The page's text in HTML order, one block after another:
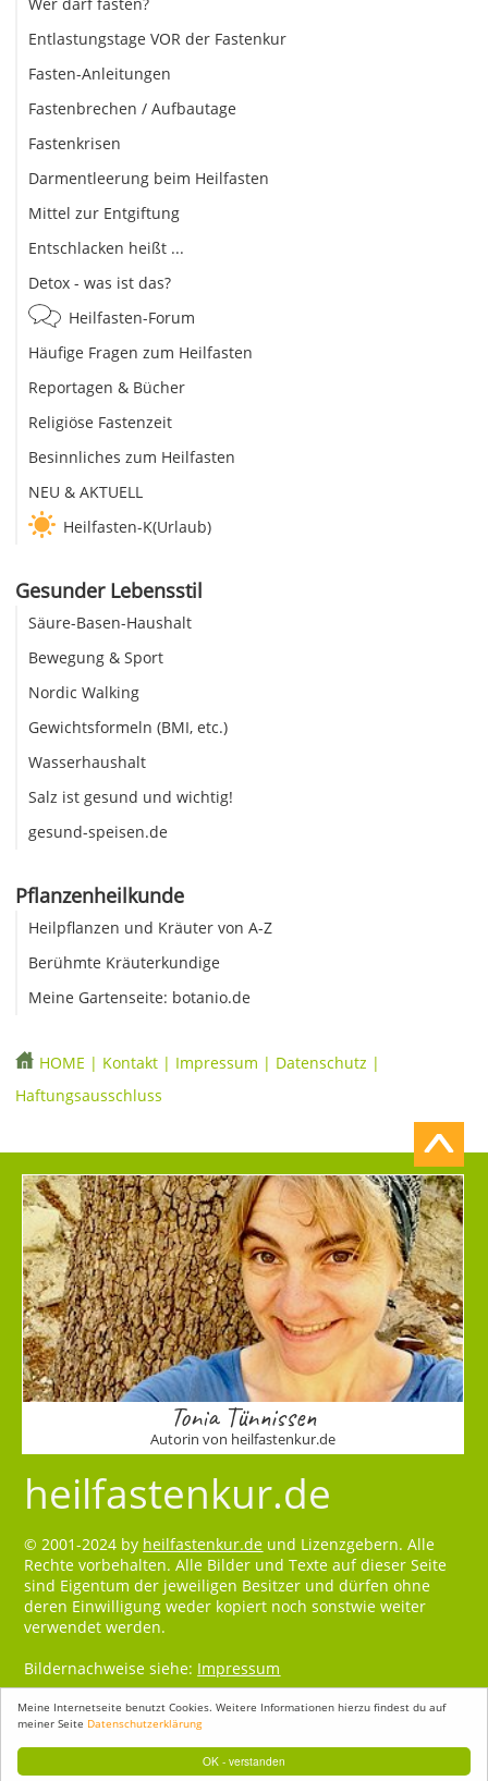
OK - verstanden
Meine Internetseite benutzt Cookies. Weitere Informationen hierzu findest du auf
meiner Seite Datenschutzerklärung
Entlastungstage VOR der Fastenkur
Fasten-Anleitungen
Fastenbrechen / Aufbautage
Fastenkrisen
Darmentleerung beim Heilfasten
Mittel zur Entgiftung
Entschlacken heißt ...
Detox - was ist das?
Heilfasten-Forum
Häufige Fragen zum Heilfasten
Reportagen & Bücher
Religiöse Fastenzeit
Besinnliches zum Heilfasten
NEU & AKTUELL
Heilfasten-K(Urlaub)
Gesunder Lebensstil
Säure-Basen-Haushalt
Bewegung & Sport
Nordic Walking
Gewichtsformeln (BMI, etc.)
Wasserhaushalt
Salz ist gesund und wichtig!
gesund-speisen.de
Pflanzenheilkunde
Heilpflanzen und Kräuter von A-Z
Berühmte Kräuterkundige
Meine Gartenseite: botanio.de
HOME | Kontakt | Impressum | Datenschutz |
Haftungsausschluss
Tonia Tünnissen
Autorin von heilfastenkur.de
heilfastenkur.de
© 2001-2024 by heilfastenkur.de und Lizenzgebern. Alle
Rechte vorbehalten. Alle Bilder und Texte auf dieser Seite
sind Eigentum der jeweiligen Besitzer und dürfen ohne
deren Einwilligung weder kopiert noch sonstwie weiter
verwendet werden.
Bildernachweise siehe: Impressum